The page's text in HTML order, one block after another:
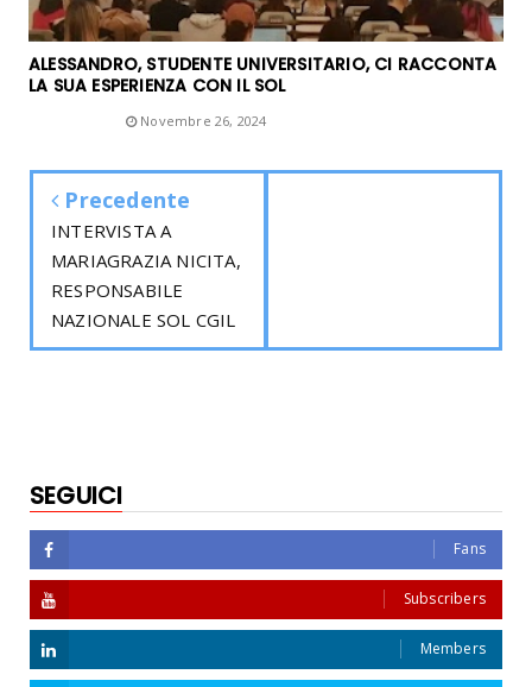
ALESSANDRO, STUDENTE UNIVERSITARIO, CI RACCONTA
LA SUA ESPERIENZA CON IL SOL
Novembre 26, 2024
Precedente
INTERVISTA A
MARIAGRAZIA NICITA,
RESPONSABILE
NAZIONALE SOL CGIL
SEGUICI
Fans
Subscribers
Members